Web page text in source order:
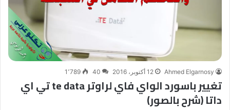
Ahmed Elgarnosy 12 أكتوبر، 2016 40 1٬789
تغيير باسورد الواي فاي لراوتر te data تي اي
داتا (شرح بالصور)